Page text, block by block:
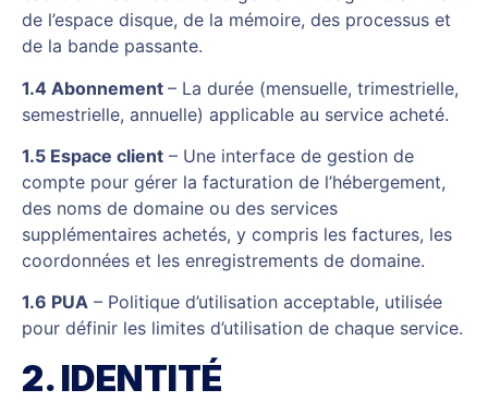
de l’espace disque, de la mémoire, des processus et
de la bande passante.
1.4 Abonnement – La durée (mensuelle, trimestrielle,
semestrielle, annuelle) applicable au service acheté.
1.5 Espace client – Une interface de gestion de
compte pour gérer la facturation de l’hébergement,
des noms de domaine ou des services
supplémentaires achetés, y compris les factures, les
coordonnées et les enregistrements de domaine.
1.6 PUA – Politique d’utilisation acceptable, utilisée
pour définir les limites d’utilisation de chaque service.
2. IDENTITÉ